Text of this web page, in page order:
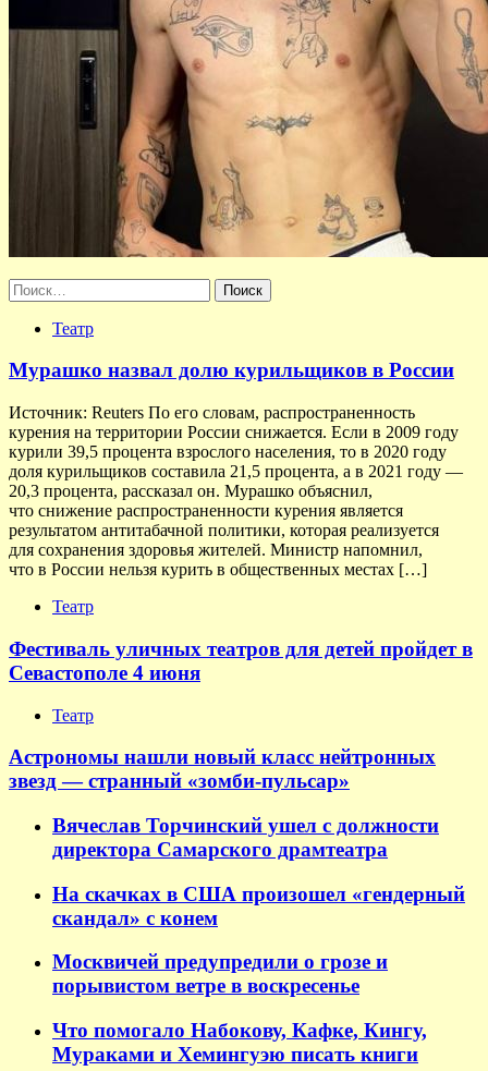
Найти:
Театр
Мурашко назвал долю курильщиков в России
Источник: Reuters По его словам, распространенность
курения на территории России снижается. Если в 2009 году
курили 39,5 процента взрослого населения, то в 2020 году
доля курильщиков составила 21,5 процента, а в 2021 году —
20,3 процента, рассказал он. Мурашко объяснил,
что снижение распространенности курения является
результатом антитабачной политики, которая реализуется
для сохранения здоровья жителей. Министр напомнил,
что в России нельзя курить в общественных местах […]
Театр
Фестиваль уличных театров для детей пройдет в
Севастополе 4 июня
Театр
Астрономы нашли новый класс нейтронных
звезд — странный «зомби-пульсар»
Вячеслав Торчинский ушел с должности
директора Самарского драмтеатра
На скачках в США произошел «гендерный
скандал» с конем
Москвичей предупредили о грозе и
порывистом ветре в воскресенье
Что помогало Набокову, Кафке, Кингу,
Мураками и Хемингуэю писать книги